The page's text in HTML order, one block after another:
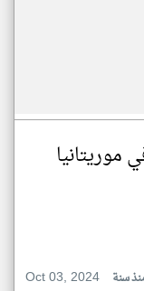
موريتانيا
Oct 03, 2024
سنة